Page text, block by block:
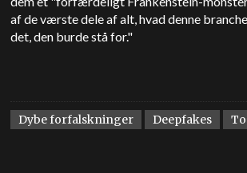
af de værste dele af alt, hvad denne
det, den burde stå for."
Dybe forfalskninger Deepfakes